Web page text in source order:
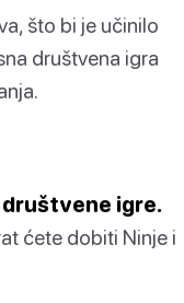
što bi je učinilo
društvena igra
igre.
ćete dobiti Ninje i